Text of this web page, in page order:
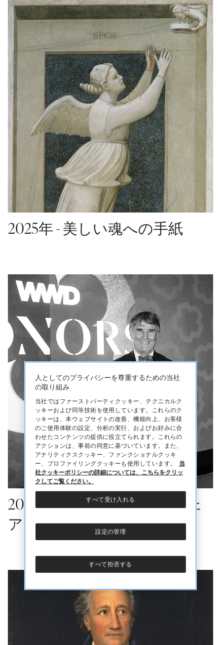
2025年 - 美しい魂への手紙
2024年「WWD ジョン B. フェ
アチャイルド賞」
人としてのプライバシーを尊重するための当社
の取り組み
当社ではファーストパーティクッキー、テクニカルク
ッキーおよび同等技術を使用しています。これらのク
ッキーは、本ウェブサイトの改善、機能向上、お客様
のご使用体験の設定、分析の実行、およびお好みに合
わせたコンテンツの提供に役立てられます。これらの
アクションは、事前の同意に基づいています。また、
アナリティクスクッキー、ファンクショナルクッキ
ー、プロファイリングクッキーも使用しています。
当
社クッキーポリシーの詳細については、こちらをクリッ
クしてご覧ください。
すべて拒否する
すべて受け入れる
設定の管理